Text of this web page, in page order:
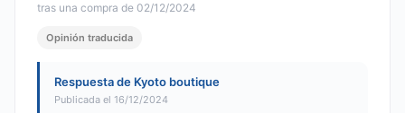
tras una compra de 02/12/2024
Opinión traducida
Respuesta de Kyoto boutique
Publicada el 16/12/2024